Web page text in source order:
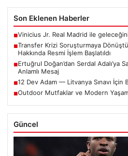
Son Eklenen Haberler
■Vinicius Jr. Real Madrid ile
■Transfer Krizi Soruşturmaya
Hakkında Resmi İşlem Başlatıldı
■Ertuğrul Doğan’dan Serdal Adalı’ya
Anlamlı Mesaj
■12 Dev Adam — Litvanya Sınavı İçin
■Outdoor Mutfaklar ve Modern
Güncel